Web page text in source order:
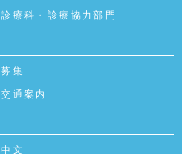
診療科・診療協力部門
募集
交通案内
中文